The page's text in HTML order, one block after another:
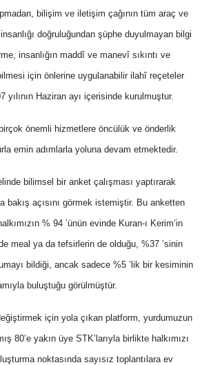
bilişim ve iletişim çağının tüm araç ve
doğruluğundan şüphe duyulmayan bilgi
insanlığın maddî ve manevî sıkıntı ve
için önlerine uygulanabilir ilahî reçeteler
yılının Haziran ayı içerisinde kurulmuştur.
önemli hizmetlere öncülük ve önderlik
emin adımlarla yoluna devam etmektedir.
bilimsel bir anket çalışması yaptırarak
bakış açısını görmek istemiştir. Bu anketten
% 94 ’ünün evinde Kuran-ı Kerim’in
meal ya da tefsirlerin de olduğu, %37 ’sinin
bildiği, ancak sadece %5 ’lik bir kesiminin
buluştuğu görülmüştür.
için yola çıkan platform, yurdumuzun
80’e yakın üye STK’larıyla birlikte halkımızı
noktasında sayısız toplantılara ev